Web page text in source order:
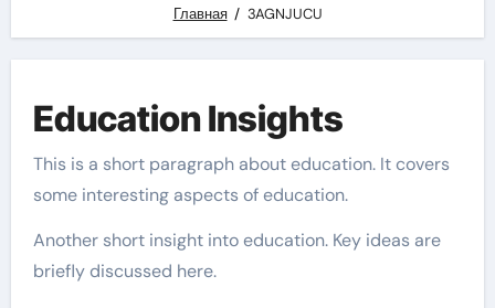
Главная 3AGNJUCU
Education Insights
This is a short paragraph about education. It covers
some interesting aspects of education.
Another short insight into education. Key ideas are
briefly discussed here.